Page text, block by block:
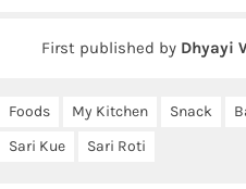
First published by Dhyayi
Foods My Kitchen Snack
Sari Kue
Sari Roti